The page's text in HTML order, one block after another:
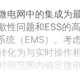
电网中的集成为
问题和ESS的
（EMS）。考
化为与实时操作
范围内确定微